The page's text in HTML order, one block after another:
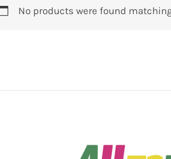
No products were found